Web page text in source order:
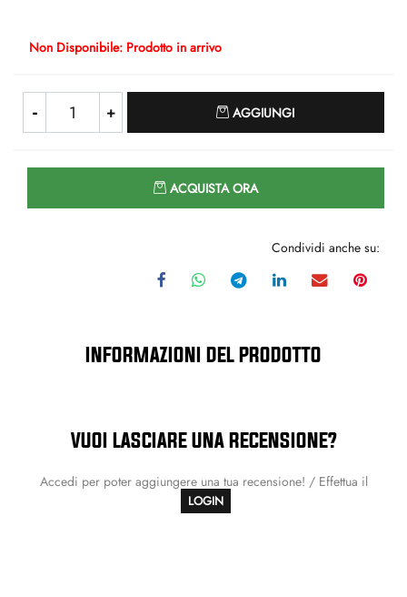
Non Disponibile: Prodotto in arrivo
AGGIUNGI
ACQUISTA ORA
Condividi anche su:
INFORMAZIONI DEL PRODOTTO
VUOI LASCIARE UNA RECENSIONE?
Accedi per poter aggiungere una tua recensione! / Effettua il
LOGIN